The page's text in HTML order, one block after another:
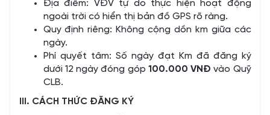
Địa điểm: VĐV tự do thực hiện hoạt động
ngoài trời có hiển thị bản đồ GPS rõ ràng.
Quy định riêng: Không cộng dồn km giữa các
ngày.
Phí quyết tâm: Số ngày đạt Km đã đăng ký
dưới 12 ngày đóng góp 100.000 VNĐvào Quỹ
CLB.
III. CÁCH THỨC ĐĂNG KÝ